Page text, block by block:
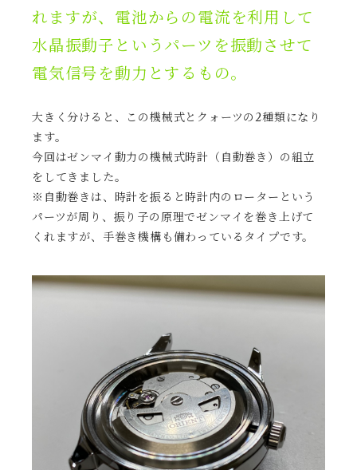
れますが、電池からの電流を利用して
水晶振動子というパーツを振動させて
電気信号を動力とするもの。
大きく分けると、この機械式とクォーツの2種類になり
ます。
今回はゼンマイ動力の機械式時計（自動巻き）の組立
をしてきました。
※自動巻きは、時計を振ると時計内のローターという
パーツが周り、振り子の原理でゼンマイを巻き上げて
くれますが、手巻き機構も備わっているタイプです。